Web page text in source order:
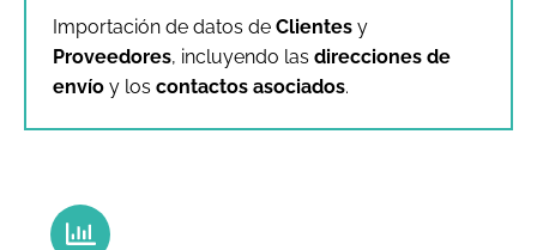
Importación de datos de Clientes y
Proveedores, incluyendo las direcciones de
envío y los contactos asociados.